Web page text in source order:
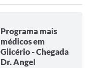
Programa mais
médicos em
Glicério - Chegada
Dr. Angel